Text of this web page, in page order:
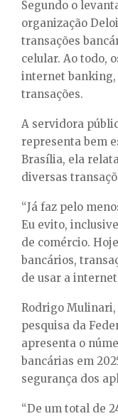
Segundo o
organização
transações
celular. Ao todo,
internet banking,
transações.
A servidora
representa bem
Brasília, ela
diversas
“Já faz pelo
Eu evito,
de comércio.
bancários,
de usar a
Rodrigo
pesquisa da
apresenta o
bancárias em
segurança dos
“De um total de